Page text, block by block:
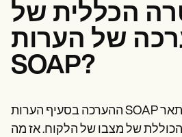
הכללית של
של הערות
SOAP?
ההערכה בסעיף הערות SOAP מאפשרת למתרגל לתאר
הכוללת של מצבו של הלקוח. אז מה